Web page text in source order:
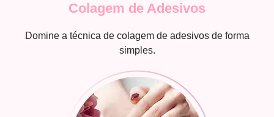
Colagem de Adesivos
Domine a técnica de colagem de adesivos de forma
simples.